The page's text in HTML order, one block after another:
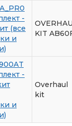
-
(все
и
KIT
-
и
Overhaul
kit